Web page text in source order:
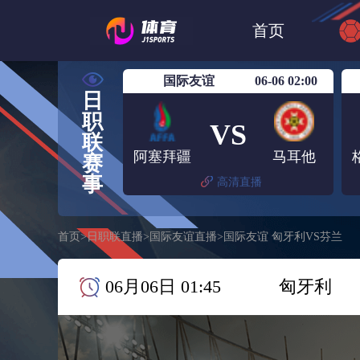
首页
日
日
职
联
赛
事
国际友谊 06-06 02:00
阿塞拜疆
VS
马耳他
高清直播
首页 >日职联直播> 国际友谊直播> 国际友谊 匈牙利VS芬兰
06月06日 01:45 匈牙利